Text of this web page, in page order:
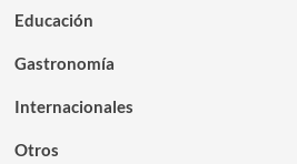
Educación
Gastronomía
Internacionales
Otros